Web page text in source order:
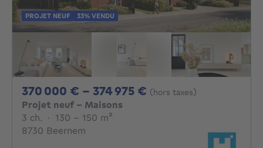
PROJET NEUF 33% VENDU
370 000 € - 374 975 € De 370000€ À
(hors taxes)
Projet neuf - Maisons
3 ch. 3 chambres
· 130 - 150 m²
8730 Beernem